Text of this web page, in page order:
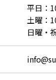
平日：
土曜：
日曜・